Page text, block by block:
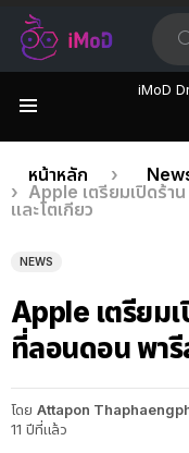
iMoD
เรื่อง
ล่าสุด
คุณอยู่ที่นี่:
หน้าหลัก
Apple เตรียมเปิดร้
และโตเกียว
NEWS
Apple เตรียม
ที่ลอนดอน พารี
โดย Attapon
11 ปีที่แล้ว